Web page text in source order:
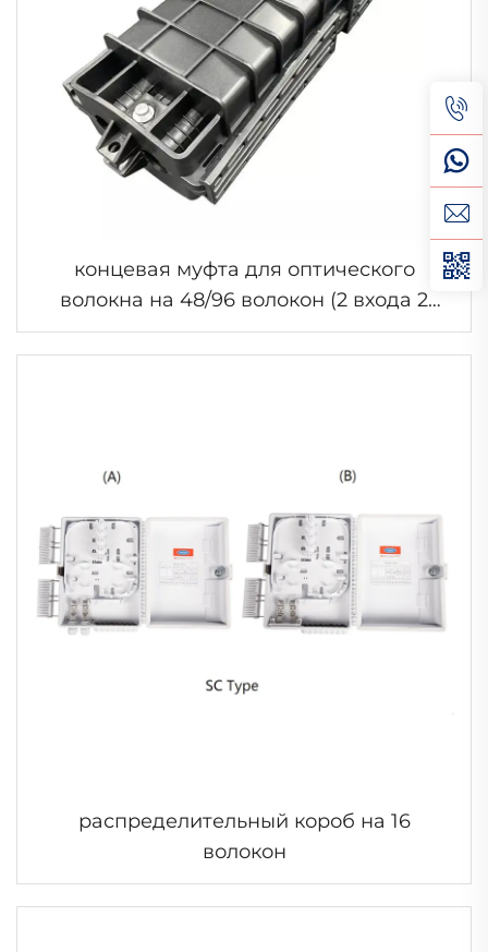
концевая муфта для оптического
волокна на 48/96 волокон (2 входа 2
выхода)
распределительный короб на 16
волокон